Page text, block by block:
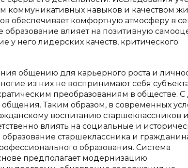
коммуникативных навыков и качеством
обеспечивает комфортную атмосферу в
влияет на позитивную
у него лидерских качеств, критического
общению для карьерного роста и
из них не воспринимают себя
преобразованиям в обществе. С
Таким образом, в современных
воспитанию старшеклассников и
влиять на социальные и
старшеклассника и
образования. Система
предполагает модернизацию